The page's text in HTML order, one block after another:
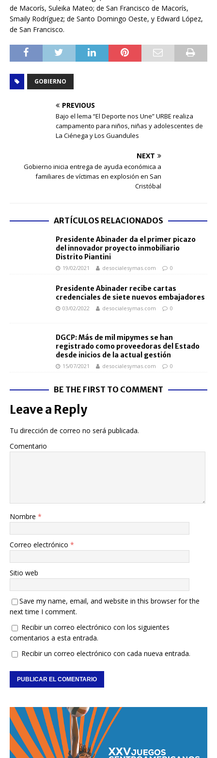
de Macorís, Suleika Mateo; de San Francisco de Macorís,
Smaily Rodríguez; de Santo Domingo Oeste, y Edward López,
de San Francisco.
GOBIERNO
PREVIOUS
Bajo el lema “El Deporte nos Une” URBE realiza
campamento para niños, niñas y adolescentes de
La Ciénega y Los Guandules
NEXT
Gobierno inicia entrega de ayuda económica a
familiares de víctimas en explosión en San
Cristóbal
ARTÍCULOS RELACIONADOS
Presidente Abinader da el primer picazo
del innovador proyecto inmobiliario
Distrito Piantini
19/02/2021 desocialesymas.com 0
Presidente Abinader recibe cartas
credenciales de siete nuevos embajadores
03/02/2022 desocialesymas.com 0
DGCP: Más de mil mipymes se han
registrado como proveedoras del Estado
desde inicios de la actual gestión
15/07/2021 desocialesymas.com 0
BE THE FIRST TO COMMENT
Leave a Reply
Tu dirección de correo no será publicada.
Comentario
Nombre *
Correo electrónico *
Sitio web
Save my name, email, and website in this browser for the
next time I comment.
Recibir un correo electrónico con los siguientes
comentarios a esta entrada.
Recibir un correo electrónico con cada nueva entrada.